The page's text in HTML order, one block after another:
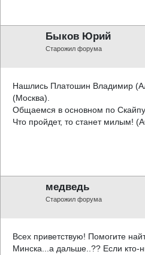
Быков Юрий
Старожил форума
Нашлись Платошин Владимир
(Москва).
Общаемся в основном по Скайпу.
Что пройдет, то станет милым!
медведь
Старожил форума
Всех приветствую! Помогите
Минска...а дальше..?? Если кто-